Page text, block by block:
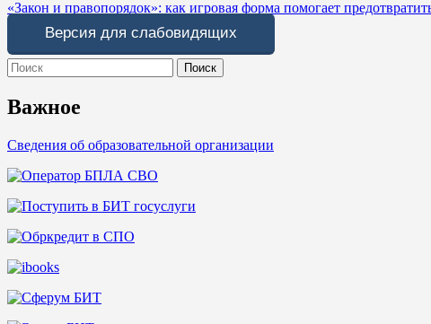
по
записям
«Закон и правопорядок»: как игровая форма помогает
Версия для слабовидящих
Search
for:
Важное
Сведения об образовательной организации